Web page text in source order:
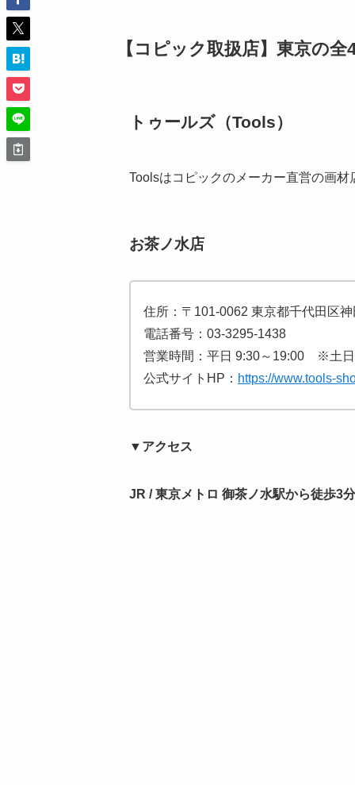
【コピック取扱店】東京の全
トゥールズ（Tools）
Toolsはコピックのメーカー直営の画材
お茶ノ水店
住所：〒101-0062 東京都千代田区
電話番号：03-3295-1438
営業時間：平日 9:30～19:00 ※土日
公式サイトHP： https://www.tools-
▼アクセス
JR / 東京メトロ 御茶ノ水駅から徒歩3分